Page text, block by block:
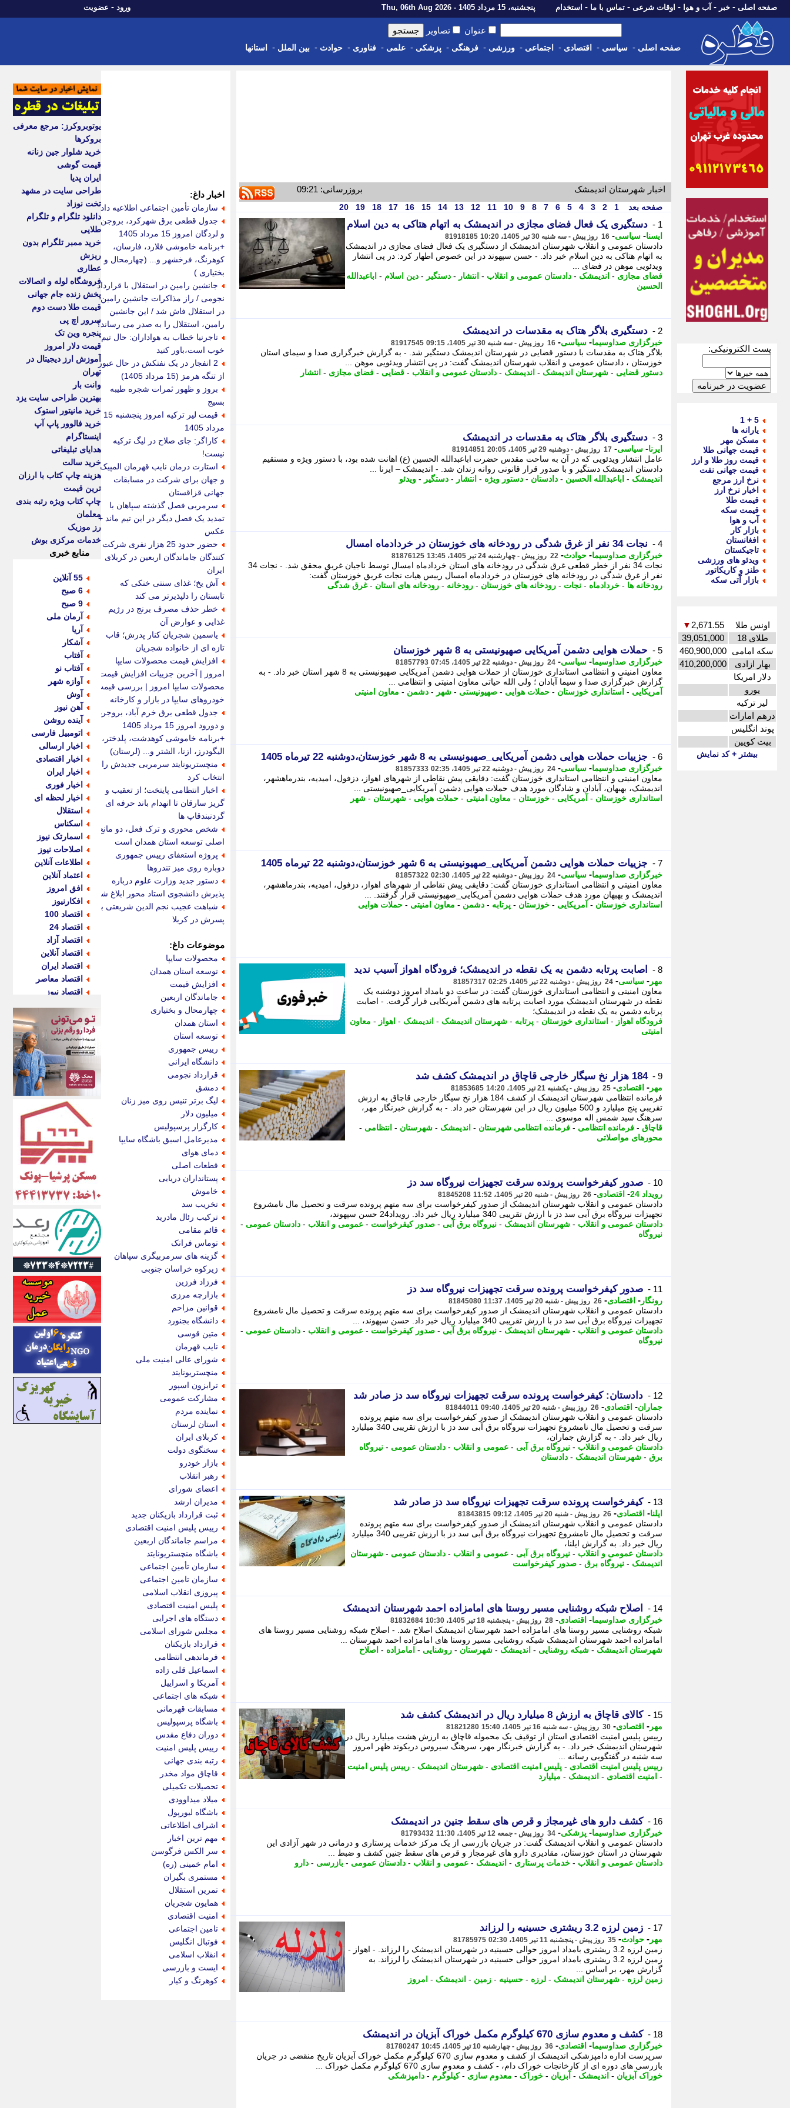
صفحه اصلی - خبر - آب و هوا - اوقات شرعی - تماس با ما - استخدام پنجشنبه، 15 مرداد 1405 - Thu, 06th Aug 2026 ورود - عضویت
عنوان تصاویر
صفحه اصلی - سیاسی - اقتصادی - اجتماعی - ورزشی - فرهنگی - پزشکی - علمی - فناوری - حوادث - بین الملل - استانها
پست الکترونیکی:
5 + 1
یارانه ها
مسکن مهر
قیمت جهانی طلا
قیمت روز طلا و ارز
قیمت جهانی نفت
نرخ ارز مرجع
اخبار نرخ ارز
قیمت طلا
قیمت سکه
آب و هوا
بازار کار
افغانستان
تاجیکستان
ویدئو های ورزشی
طنز و کاریکاتور
بازار آتی سکه
اونس طلا 2,671.55
▼
طلای 18
39,051,000
سکه امامی 460,900,000
بهار ازادی
410,200,000
دلار امریکا
یورو
لیر ترکیه
درهم امارات
پوند انگلیس
بیت کویین
بیشتر + کد نمایش
اخبار شهرستان اندیمشک بروزرسانی: 09:21
صفحه بعد 1
2
3
4
5
6
7
8
9
10
11
12
13
14
15
16
17
18
19
20
1 - دستگیری یک فعال فضای مجازی در اندیمشک به اتهام هتاکی به دین اسلام
ایسنا- سیاسی- 16 روز پیش - سه شنبه 30 تیر 1405، 10:20 81918185
دادستان عمومی و انقلاب شهرستان اندیمشک از دستگیری یک فعال فضای مجازی در اندیمشک
به اتهام هتاکی به دین اسلام خبر داد. - حسن سپهوند در این خصوص اطهار کرد: در پی انتشار
ویدئویی موهن در فضای ...
فضای مجازی - اندیمشک - دادستان عمومی و انقلاب - انتشار - دستگیر - دین اسلام - اباعبدالله
الحسین
2 - دستگیری بلاگر هتاک به مقدسات در اندیمشک
خبرگزاری صداوسیما- سیاسی- 16 روز پیش - سه شنبه 30 تیر 1405، 09:15 81917545
بلاگر هتاک به مقدسات با دستور قضایی در شهرستان اندیمشک دستگیر شد. - به گزارش خبرگزاری صدا و سیمای استان
خوزستان ، دادستان عمومی و انقلاب شهرستان اندیمشک گفت: در پی انتشار ویدئویی موهن ...
دستور قضایی - شهرستان اندیمشک - اندیمشک - دادستان عمومی و انقلاب - قضایی - فضای مجازی - انتشار
3 - دستگیری بلاگر هتاک به مقدسات در اندیمشک
ایرنا- سیاسی- 17 روز پیش - دوشنبه 29 تیر 1405، 20:05 81914851
عامل انتشار ویدئویی که در آن به ساحت مقدس حضرت اباعبدالله الحسین (ع) اهانت شده بود، با دستور ویژه و مستقیم
دادستان اندیمشک دستگیر و با صدور قرار قانونی روانه زندان شد. - اندیمشک – ایرنا ...
اندیمشک - اباعبدالله الحسین - دادستان - دستور ویژه - انتشار - دستگیر - ویدئو
4 - نجات 34 نفر از غرق شدگی در رودخانه های خوزستان در خردادماه امسال
خبرگزاری صداوسیما- حوادث- 22 روز پیش - چهارشنبه 24 تیر 1405، 13:45 81876125
نجات 34 نفر از خطر قطعی غرق شدگی در رودخانه های استان خردادماه امسال توسط ناجیان غریق محقق شد. - نجات 34
نفر از غرق شدگی در رودخانه های خوزستان در خردادماه امسال رییس هیات نجات غریق خوزستان گفت:
رودخانه ها - خردادماه - نجات - رودخانه های خوزستان - رودخانه - رودخانه های استان -غرق شدگی
5 - حملات هوایی دشمن آمریکایی صهیونیستی به 8 شهر خوزستان
خبرگزاری صداوسیما- سیاسی- 24 روز پیش - دوشنبه 22 تیر 1405، 07:45 81857793
معاون امنیتی و انتظامی استانداری خوزستان از حملات هوایی دشمن آمریکایی صهیونیستی به 8 شهر استان خبر داد. - به
گزارش خبرگزاری صدا و سیما آبادان ؛ ولی الله حیاتی معاون امنیتی و انتظامی ...
آمریکایی - استانداری خوزستان - حملات هوایی - صهیونیستی - شهر - دشمن - معاون امنیتی
6 - جزییات حملات هوایی دشمن آمریکایی_صهیونیستی به 8 شهر خوزستان،دوشنبه 22 تیرماه 1405
خبرگزاری صداوسیما- سیاسی- 24 روز پیش - دوشنبه 22 تیر 1405، 02:35 81857333
معاون امنیتی و انتظامی استانداری خوزستان گفت: دقایقی پیش نقاطی از شهرهای اهواز، دزفول، امیدیه، بندرماهشهر،
اندیمشک، بهبهان، آبادان و شادگان مورد هدف حملات هوایی دشمن آمریکایی_صهیونیستی ...
استانداری خوزستان - آمریکایی - خوزستان - معاون امنیتی - حملات هوایی - شهرستان - شهر
7 - جزییات حملات هوایی دشمن آمریکایی_صهیونیستی به 6 شهر خوزستان،دوشنبه 22 تیرماه 1405
خبرگزاری صداوسیما- سیاسی- 24 روز پیش - دوشنبه 22 تیر 1405، 02:30 81857322
معاون امنیتی و انتظامی استانداری خوزستان گفت: دقایقی پیش نقاطی از شهرهای اهواز، دزفول، امیدیه، بندرماهشهر،
اندیمشک و بهبهان مورد هدف حملات هوایی دشمن آمریکایی_صهیونیستی قرار گرفتند. ...
استانداری خوزستان - آمریکایی - خوزستان - پرتابه - دشمن - معاون امنیتی - حملات هوایی
8 - اصابت پرتابه دشمن به یک نقطه در اندیمشک؛ فرودگاه اهواز آسیب ندید
مهر - سیاسی- 24 روز پیش - دوشنبه 22 تیر 1405، 02:25 81857317
معاون امنیتی و انتظامی استانداری خوزستان گفت: در ساعت دو بامداد امروز دوشنبه یک
نقطه در شهرستان اندیمشک مورد اصابت پرتابه های دشمن آمریکایی قرار گرفت. - اصابت
پرتابه دشمن به یک نقطه در اندیمشک؛
فرودگاه اهواز - استانداری خوزستان - پرتابه - شهرستان اندیمشک - اندیمشک - اهواز - معاون
امنیتی
9 - 184 هزار نخ سیگار خارجی قاچاق در اندیمشک کشف شد
مهر - اقتصادی- 25 روز پیش - یکشنبه 21 تیر 1405، 14:20 81853685
فرمانده انتظامی شهرستان اندیمشک از کشف 184 هزار نخ سیگار خارجی قاچاق به ارزش
تقریبی پنج میلیارد و 500 میلیون ریال در این شهرستان خبر داد. - به گزارش خبرنگار مهر،
سرهنگ سید شمس اله موسوی ...
قاچاق - فرمانده انتظامی - فرمانده انتظامی شهرستان - اندیمشک - شهرستان - انتظامی -
محورهای مواصلاتی
10 - صدور کیفرخواست پرونده سرقت تجهیزات نیروگاه سد دز
رویداد 24 - اقتصادی- 26 روز پیش - شنبه 20 تیر 1405، 11:52 81845208
دادستان عمومی و انقلاب شهرستان اندیمشک از صدور کیفرخواست برای سه متهم پرونده سرقت و تحصیل مال نامشروع
تجهیزات نیروگاه برق آبی سد دز با ارزش تقریبی 340 میلیارد ریال خبر داد. رویداد24 حسن سپهوند،
دادستان عمومی و انقلاب - شهرستان اندیمشک - نیروگاه برق آبی - صدور کیفرخواست - عمومی و انقلاب - دادستان عمومی -
نیروگاه
11 - صدور کیفرخواست پرونده سرقت تجهیزات نیروگاه سد دز
رونگار - اقتصادی- 26 روز پیش - شنبه 20 تیر 1405، 11:37 81845080
دادستان عمومی و انقلاب شهرستان اندیمشک از صدور کیفرخواست برای سه متهم پرونده سرقت و تحصیل مال نامشروع
تجهیزات نیروگاه برق آبی سد دز با ارزش تقریبی 340 میلیارد ریال خبر داد. حسن سپهوند، ...
دادستان عمومی و انقلاب - شهرستان اندیمشک - نیروگاه برق آبی - صدور کیفرخواست - عمومی و انقلاب - دادستان عمومی -
نیروگاه
12 - دادستان: کیفرخواست پرونده سرقت تجهیزات نیروگاه سد دز صادر شد
جماران- اقتصادی- 26 روز پیش - شنبه 20 تیر 1405، 09:40 81844011
دادستان عمومی و انقلاب شهرستان اندیمشک از صدور کیفرخواست برای سه متهم پرونده
سرقت و تحصیل مال نامشروع تجهیزات نیروگاه برق آبی سد دز با ارزش تقریبی 340 میلیارد
ریال خبر داد. - به گزارش جماران،
دادستان عمومی و انقلاب - نیروگاه برق آبی - عمومی و انقلاب - دادستان عمومی - نیروگاه
برق - شهرستان اندیمشک - دادستان
13 - کیفرخواست پرونده سرقت تجهیزات نیروگاه سد دز صادر شد
ایلنا- اقتصادی- 26 روز پیش - شنبه 20 تیر 1405، 09:12 81843815
دادستان عمومی و انقلاب شهرستان اندیمشک از صدور کیفرخواست برای سه متهم پرونده
سرقت و تحصیل مال نامشروع تجهیزات نیروگاه برق آبی سد دز با ارزش تقریبی 340 میلیارد
ریال خبر داد. به گزارش ایلنا،
دادستان عمومی و انقلاب - نیروگاه برق آبی - عمومی و انقلاب - دادستان عمومی - شهرستان
اندیمشک - نیروگاه برق - صدور کیفرخواست
14 - اصلاح شبکه روشنایی مسیر روستا های امامزاده احمد شهرستان اندیمشک
خبرگزاری صداوسیما- اقتصادی- 28 روز پیش - پنجشنبه 18 تیر 1405، 10:30 81832684
شبکه روشنایی مسیر روستا های امامزاده احمد شهرستان اندیمشک اصلاح شد. - اصلاح شبکه روشنایی مسیر روستا های
امامزاده احمد شهرستان اندیمشک شبکه روشنایی مسیر روستا های امامزاده احمد شهرستان ...
شهرستان اندیمشک - شبکه روشنایی - اندیمشک - شهرستان - روشنایی - امامزاده - اصلاح
15 - کالای قاچاق به ارزش 8 میلیارد ریال در اندیمشک کشف شد
مهر - اقتصادی- 30 روز پیش - سه شنبه 16 تیر 1405، 15:40 81821280
رییس پلیس امنیت اقتصادی استان از توقیف یک محموله قاچاق به ارزش هشت میلیارد ریال در
شهرستان اندیمشک خبر داد. - به گزارش خبرنگار مهر، سرهنگ سیروس دریکوند ظهر امروز
سه شنبه در گفتگویی رسانه ...
رییس پلیس امنیت اقتصادی - پلیس امنیت اقتصادی - شهرستان اندیمشک - رییس پلیس امنیت
- امنیت اقتصادی - اندیمشک - میلیارد
16 - کشف دارو های غیرمجاز و قرص های سقط جنین در اندیمشک
خبرگزاری صداوسیما- پزشکی- 34 روز پیش - جمعه 12 تیر 1405، 11:30 81793432
دادستان عمومی و انقلاب اندیمشک گفت: در جریان بازرسی از یک مرکز خدمات پرستاری و درمانی در شهر آزادی این
شهرستان در استان خوزستان، مقادیری دارو های غیرمجاز و قرص های سقط جنین کشف و ضبط ...
دادستان عمومی و انقلاب - خدمات پرستاری - اندیمشک - عمومی و انقلاب - دادستان عمومی - بازرسی - دارو
17 - زمین لرزه 3.2 ریشتری حسینیه را لرزاند
مهر - حوادث- 35 روز پیش - پنجشنبه 11 تیر 1405، 02:30 81785975
زمین لرزه 3.2 ریشتری بامداد امروز حوالی حسینیه در شهرستان اندیمشک را لرزاند. - اهواز -
زمین لرزه 3.2 ریشتری بامداد امروز حوالی حسینیه در شهرستان اندیمشک را لرزاند. به
گزارش مهر، بر اساس ...
زمین لرزه - شهرستان اندیمشک - لرزه - حسینیه - زمین - اندیمشک - امروز
18 - کشف و معدوم سازی 670 کیلوگرم مکمل خوراک آبزیان در اندیمشک
خبرگزاری صداوسیما- اقتصادی- 36 روز پیش - چهارشنبه 10 تیر 1405، 10:45 81780247
سرپرست اداره دامپزشکی اندیمشک از کشف و معدوم سازی 670 کیلوگرم مکمل خوراک آبزیان تاریخ منقضی در جریان
بازرسی های دوره ای از کارخانجات خوراک دام، - کشف و معدوم سازی 670 کیلوگرم مکمل خوراک ...
خوراک آبزیان - اندیمشک - آبزیان - خوراک - معدوم سازی -کیلوگرم - دامپزشکی
اخبار داغ:
سازمان تأمین اجتماعی اطلاعیه داد
جدول قطعی برق شهرکرد، بروجن
و لردگان امروز 15 مرداد 1405
+برنامه خاموشی فلارد، فارسان،
کوهرنگ، فرخشهر و... (چهارمحال و
بختیاری )
جانشین رامین در استقلال با قرارداد
نجومی / راز مذاکرات جانشین رامین
در استقلال فاش شد / این جانشین
رامین، استقلال را به صدر می رساند؟
تاجرنیا خطاب به هواداران: حال تیم
خوب است،باور کنید
2 انفجار در یک نفتکش در حال عبور
از تنگه هرمز (15 مرداد 1405)
بروز و ظهور ثمرات شجره طیبه
بسیج
قیمت لیر ترکیه امروز پنجشنبه 15
مرداد 1405
کاراگر: جای صلاح در لیگ ترکیه
نیست!
استارت درمان نایب قهرمان المپیک
و جهان برای شرکت در مسابقات
جهانی قزاقستان
سرمربی فصل گذشته سپاهان با
تمدید یک فصل دیگر در این تیم ماند +
عکس
حضور حدود 25 هزار نفری شرکت
کنندگان جاماندگان اربعین در کربلای
ایران
آش یخ؛ غذای سنتی خنکی که
تابستان را دلپذیرتر می کند
خطر حذف مصرف برنج در رژیم
غذایی و عوارض آن
یاسمین شجریان کنار پدرش؛ قاب
تازه ای از خانواده شجریان
افزایش قیمت محصولات سایپا
امروز | آخرین جزییات افزایش قیمت
محصولات سایپا امروز | بررسی قیمت
خودروهای سایپا در بازار و کارخانه
جدول قطعی برق خرم آباد، بروجرد
و دورود امروز 15 مرداد 1405
+برنامه خاموشی کوهدشت، پلدختر،
الیگودرز، ازنا، الشتر و... (لرستان)
منچستریونایتد سرمربی جدیدش را
انتخاب کرد
اخبار انتظامی پایتخت؛ از تعقیب و
گریز سارقان تا انهدام باند حرفه ای
گردنبندقاپ ها
شخص محوری و ترک فعل، دو مانع
اصلی توسعه استان همدان است
پروژه استعفای رییس جمهوری
دوباره روی میز تندروها
دستور جدید وزارت علوم درباره
پذیرش دانشجوی استاد محور ابلاغ شد
شباهت عجیب نجم الدین شریعتی به
پسرش در کربلا
موضوعات داغ:
محصولات سایپا
توسعه استان همدان
افزایش قیمت
جاماندگان اربعین
چهارمحال و بختیاری
استان همدان
توسعه استان
رییس جمهوری
دانشگاه ایرانی
قرارداد نجومی
دمشق
لیگ برتر تنیس روی میز زنان
میلیون دلار
کارگزار پرسپولیس
مدیرعامل اسبق باشگاه سایپا
دمای هوای
قطعات اصلی
پستانداران دریایی
خاموش
تخریب سد
ترکیب رئال مادرید
قائم مقامی
توماس فرانک
گزینه های سرمربیگری سپاهان
زیرکوه خراسان جنوبی
فرزاد فرزین
بازارچه مرزی
قوانین مزاحم
دانشگاه بجنورد
متین قوسی
نایب قهرمان
شورای عالی امنیت ملی
منچستریونایتد
ترابزون اسپور
مشارکت عمومی
نماینده مردم
استان لرستان
کربلای ایران
سخنگوی دولت
بازار خودرو
رهبر انقلاب
اعضای شورای
مدیران ارشد
ثبت قرارداد بازیکنان جدید
رییس پلیس امنیت اقتصادی
مراسم جاماندگان اربعین
باشگاه منچستریونایتد
سازمان تأمین اجتماعی
سازمان تامین اجتماعی
پیروزی انقلاب اسلامی
پلیس امنیت اقتصادی
دستگاه های اجرایی
مجلس شورای اسلامی
قرارداد بازیکنان
فرماندهی انتظامی
اسماعیل قلی زاده
آمریکا و اسراییل
شبکه های اجتماعی
مسابقات قهرمانی
باشگاه پرسپولیس
دوران دفاع مقدس
رییس پلیس امنیت
رتبه بندی جهانی
قاچاق مواد مخدر
تحصیلات تکمیلی
میلاد میداوودی
باشگاه لیورپول
اشراف اطلاعاتی
مهم ترین اخبار
سر الکس فرگوسن
امام خمینی (ره)
مستمری بگیران
تمرین استقلال
همایون شجریان
امنیت اقتصادی
تامین اجتماعی
فوتبال انگلیس
انقلاب اسلامی
ایست و بازرسی
کوهرنگ و کیار
یوتوبروکرز: مرجع معرفی
بروکرها
خرید شلوار جین زنانه
قیمت گوشی
ایران پدیا
طراحی سایت در مشهد
تخت نوزاد
دانلود تلگرام و تلگرام
طلایی
خرید ممبر تلگرام بدون
ریزش
عطاری
فروشگاه لوله و اتصالات
پخش زنده جام جهانی
قیمت طلا دست دوم
سرور اچ پی
پنجره وین تک
قیمت دلار امروز
آموزش ارز دیجیتال در
تهران
وانت بار
بهترین طراحی سایت یزد
خرید مانیتور استوک
خرید فالوور پاپ آپ
اینستاگرام
هدایای تبلیغاتی
خرید سالت
هزینه چاپ کتاب با ارزان
ترین قیمت
چاپ کتاب ویژه رتبه بندی
معلمان
رز موزیک
خدمات مرکزی بوش
منابع خبری
55 آنلاین
6 صبح
9 صبح
آرمان ملی
آریا
آشکار
آفتاب
آفتاب نو
آوازه شهر
آوش
آهن نیوز
آینده روشن
اتومبیل فارسی
اخبار ارسالی
اخبار اقتصادی
اخبار ایران
اخبار فوری
اخبار لحظه ای
استقلال
اسکناس
اسمارتک نیوز
اصلاحات نیوز
اطلاعات آنلاین
اعتماد آنلاین
افق امروز
افکارنیوز
اقتصاد 100
اقتصاد 24
اقتصاد آزاد
اقتصاد آنلاین
اقتصاد ایران
اقتصاد معاصر
اقتصاد نیوز
اکوفارس
اکونگار
اکونیوز
الف
انتشار آنلاین
اندیشه قرن
اندیشه معاصر
اندیشه ها
انرژی پرس
ای استخدام
ایتنا
ایراف
ایران آرت
ایران آنلاین
ایران زندگی
ایران فوری
ایرانی روز
ایرانیتال
ایرنا
ایسکانیوز
ایسنا
ایکنا
ایلنا
اینتیتر
ایونا نیوز
بازتاب آنلاین
باشگاه خبرنگاران
باغستان نیوز
بامبوک
ببین و بخون
بدینسان
بنکر